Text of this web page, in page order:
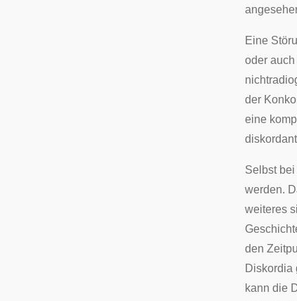
Eine
oder
der
eine
Selbst
werden.
weiteres
den
Diskordia
kann die